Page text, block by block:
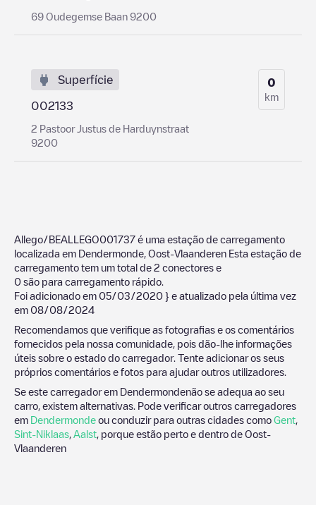
69 Oudegemse Baan 9200
Superfície
002133
2 Pastoor Justus de Harduynstraat
9200
0
km
Allego/BEALLEGO001737 é uma estação de carregamento
localizada em Dendermonde Oost-Vlaanderen Esta estação de
carregamento tem um total de 2 conectores e
0 são para carregamento rápido.
Foi adicionado em 05/03/2020 } e atualizado pela última vez
em 08/08/2024
Recomendamos que verifique as fotografias e os comentários
fornecidos pela nossa comunidade, pois dão-lhe informações
úteis sobre o estado do carregador. Tente adicionar os seus
próprios comentários e fotos para ajudar outros utilizadores.
Se este carregador em Dendermondenão se adequa ao seu
carro, existem alternativas. Pode verificar outros carregadores
em Dendermonde ou conduzir para outras cidades como Gent
Sint-Niklaas Aalst , porque estão perto e dentro de Oost-
Vlaanderen